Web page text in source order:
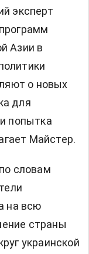
эксперт
Азии в
о новых
для
попытка
Майстер.
словам
на всю
страны
украинской